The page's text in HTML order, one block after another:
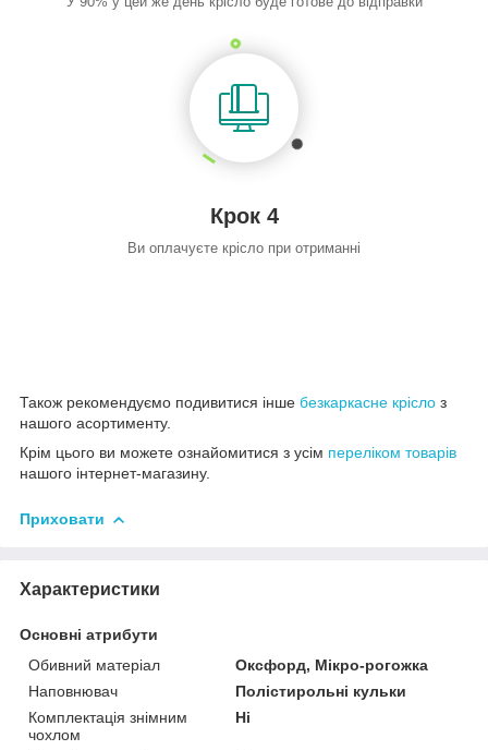
Крок 4
Ви оплачуєте крісло при отриманні
Також рекомендуємо подивитися інше безкаркасне крісло з
нашого асортименту.
Крім цього ви можете ознайомитися з усім переліком товарів
нашого інтернет-магазину.
Приховати
Характеристики
Основні атрибути
Обивний матеріал
Оксфорд, Мікро-рогожка
Наповнювач
Полістирольні кульки
Комплектація знімним
чохлом
Ні